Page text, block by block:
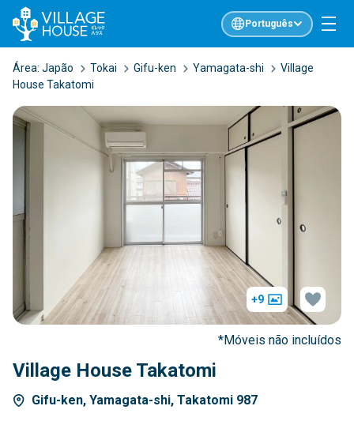
Português
Área: Japão Tokai Gifu-ken Yamagata-shi
Village
House Takatomi
Village House Takatomi
Gifu-ken, Yamagata-shi, Takatomi 987
+9
*Móveis não incluídos